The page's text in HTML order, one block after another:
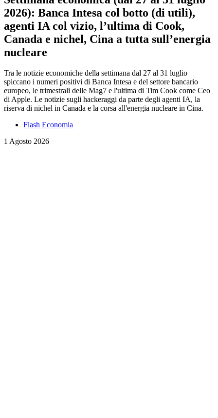
2026): Banca Intesa col botto (di utili),
agenti IA col vizio, l’ultima di Cook,
Canada e nichel, Cina a tutta sull’energia
nucleare
Tra le notizie economiche della settimana dal 27 al 31 luglio
spiccano i numeri positivi di Banca Intesa e del settore bancario
europeo, le trimestrali delle Mag7 e l'ultima di Tim Cook come Ceo
di Apple. Le notizie sugli hackeraggi da parte degli agenti IA, la
riserva di nichel in Canada e la corsa all'energia nucleare in Cina.
Flash Economia
1 Agosto 2026